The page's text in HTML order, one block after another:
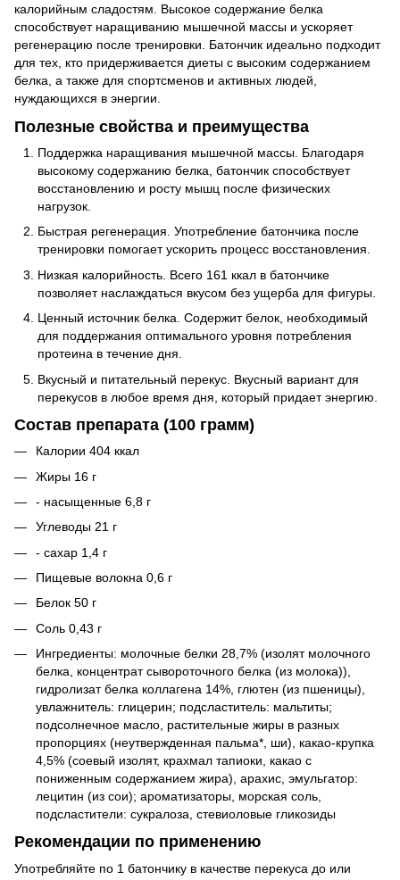
калорийным сладостям. Высокое содержание белка
способствует наращиванию мышечной массы и ускоряет
регенерацию после тренировки. Батончик идеально подходит
для тех, кто придерживается диеты с высоким содержанием
белка, а также для спортсменов и активных людей,
нуждающихся в энергии.
Полезные свойства и преимущества
Поддержка наращивания мышечной массы. Благодаря
высокому содержанию белка, батончик способствует
восстановлению и росту мышц после физических
нагрузок.
Быстрая регенерация. Употребление батончика после
тренировки помогает ускорить процесс восстановления.
Низкая калорийность. Всего 161 ккал в батончике
позволяет наслаждаться вкусом без ущерба для фигуры.
Ценный источник белка. Содержит белок, необходимый
для поддержания оптимального уровня потребления
протеина в течение дня.
Вкусный и питательный перекус. Вкусный вариант для
перекусов в любое время дня, который придает энергию.
Состав препарата (100 грамм)
Калории 404 ккал
Жиры 16 г
- насыщенные 6,8 г
Углеводы 21 г
- сахар 1,4 г
Пищевые волокна 0,6 г
Белок 50 г
Соль 0,43 г
Ингредиенты: молочные белки 28,7% (изолят молочного
белка, концентрат сывороточного белка (из молока)),
гидролизат белка коллагена 14%, глютен (из пшеницы),
увлажнитель: глицерин; подсластитель: мальтиты;
подсолнечное масло, растительные жиры в разных
пропорциях (неутвержденная пальма*, ши), какао-крупка
4,5% (соевый изолят, крахмал тапиоки, какао с
пониженным содержанием жира), арахис, эмульгатор:
лецитин (из сои); ароматизаторы, морская соль,
подсластители: сукралоза, стевиоловые гликозиды
Рекомендации по применению
Употребляйте по 1 батончику в качестве перекуса до или